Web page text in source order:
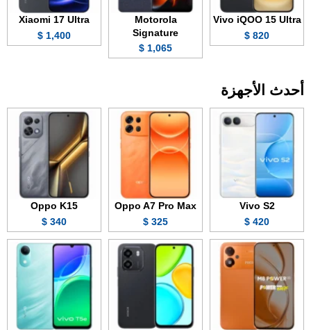
Vivo iQOO 15 Ultra
820 $
Motorola
Signature
1,065 $
Xiaomi 17 Ultra
1,400 $
أحدث الأجهزة
Vivo S2
420 $
Oppo A7 Pro Max
325 $
Oppo K15
340 $